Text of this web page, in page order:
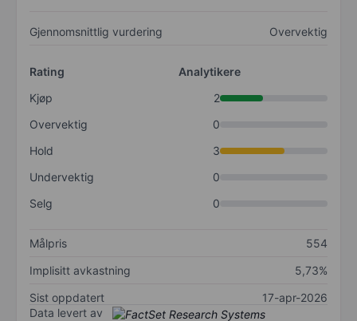
Gjennomsnittlig vurdering Overvektig
Rating
Analytikere
Kjøp
2
Overvektig
0
Hold
3
Undervektig
0
Selg
0
Målpris
554
Implisitt avkastning
5,73%
Sist oppdatert
17-apr-2026
Data levert av